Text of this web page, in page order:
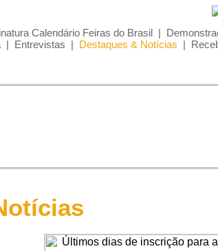
Calendário Feiras do Brasil |
| Entrevistas | Destaques & Notícias |